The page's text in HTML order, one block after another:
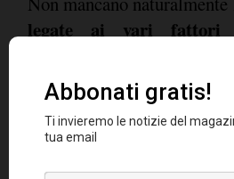
legate ai vari fattori
compromettere
dell'economiaitaliana in
macchine per plastica e